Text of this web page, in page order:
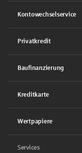
Kontowechselservice
Privatkredit
Baufinanzierung
Kreditkarte
Wertpapiere
Services